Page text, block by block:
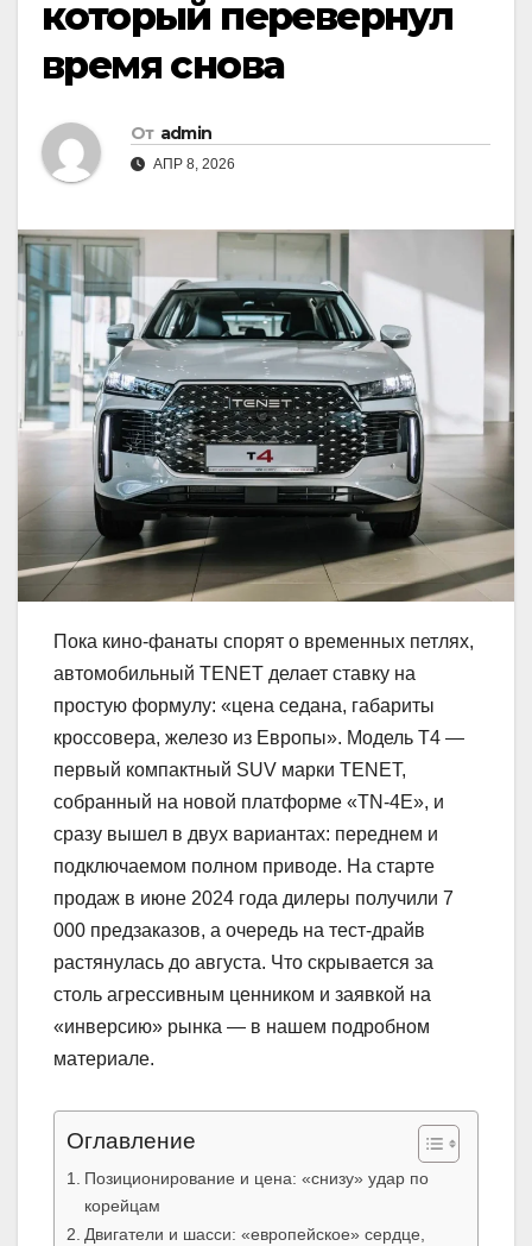
который перевернул
время снова
От admin
АПР 8, 2026
Пока кино-фанаты спорят о временных петлях,
автомобильный TENET делает ставку на
простую формулу: «цена седана, габариты
кроссовера, железо из Европы». Модель T4 —
первый компактный SUV марки TENET,
собранный на новой платформе «TN-4E», и
сразу вышел в двух вариантах: переднем и
подключаемом полном приводе. На старте
продаж в июне 2024 года дилеры получили 7
000 предзаказов, а очередь на тест-драйв
растянулась до августа. Что скрывается за
столь агрессивным ценником и заявкой на
«инверсию» рынка — в нашем подробном
материале.
Оглавление
Позиционирование и цена: «снизу» удар по
корейцам
Двигатели и шасси: «европейское» сердце,